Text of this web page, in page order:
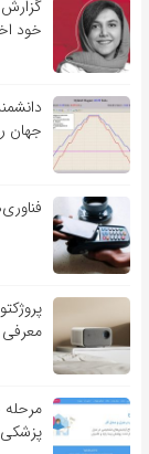
گزارش
خود
جهان
مرحله
پزشکی